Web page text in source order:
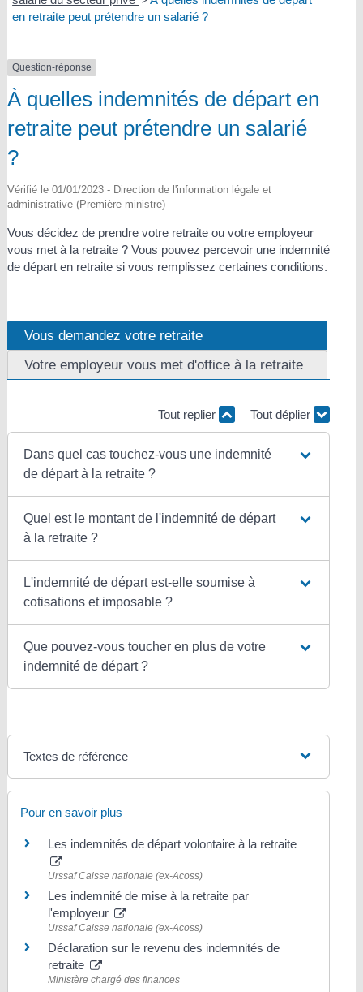
en retraite peut prétendre un salarié ?
Question-réponse
À quelles indemnités de départ en
retraite peut prétendre un salarié
?
Vérifié le 01/01/2023 - Direction de l'information légale et
administrative (Première ministre)
Vous décidez de prendre votre retraite ou votre employeur
vous met à la retraite ? Vous pouvez percevoir une indemnité
de départ en retraite si vous remplissez certaines conditions.
Vous demandez votre retraite
Votre employeur vous met d'office à la retraite
Tout replier Tout déplier
Dans quel cas touchez-vous une indemnité
de départ à la retraite ?
Quel est le montant de l'indemnité de départ
à la retraite ?
L'indemnité de départ est-elle soumise à
cotisations et imposable ?
Que pouvez-vous toucher en plus de votre
indemnité de départ ?
Textes de référence
Pour en savoir plus
Les indemnités de départ volontaire à la retraite
Urssaf Caisse nationale (ex-Acoss)
Les indemnité de mise à la retraite par
l'employeur
Urssaf Caisse nationale (ex-Acoss)
Déclaration sur le revenu des indemnités de
retraite
Ministère chargé des finances